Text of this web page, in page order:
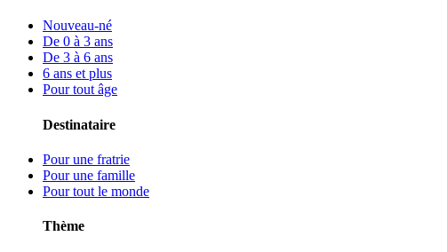
Nouveau-né
De 0 à 3 ans
De 3 à 6 ans
6 ans et plus
Pour tout âge
Destinataire
Pour une fratrie
Pour une famille
Pour tout le monde
Thème